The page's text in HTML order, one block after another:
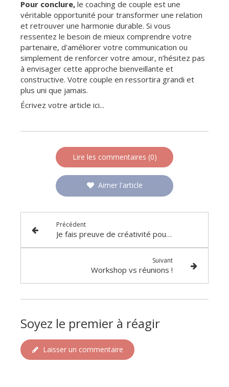
Pour conclure, le coaching de couple est une
véritable opportunité pour transformer une relation
et retrouver une harmonie durable. Si vous
ressentez le besoin de mieux comprendre votre
partenaire, d'améliorer votre communication ou
simplement de renforcer votre amour, n’hésitez pas
à envisager cette approche bienveillante et
constructive. Votre couple en ressortira grandi et
plus uni que jamais.
Écrivez votre article ici...
Lire les commentaires (0)
Aimer l'article
Précédent
Je fais preuve de créativité pour la St Valentin !
Suivant
Workshop vs réunions !
Soyez le premier à réagir
Laisser un commentaire